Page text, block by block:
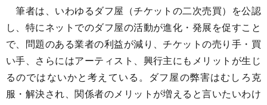
筆者は、いわゆるダフ屋（チケットの二次売買）を公認
し、特にネットでのダフ屋の活動が進化・発展を促すこと
で、問題のある業者の利益が減り、チケットの売り手・買
い手、さらにはアーティスト、興行主にもメリットが生じ
るのではないかと考えている。ダフ屋の弊害はむしろ克
服・解決され、関係者のメリットが増えると言いたいわけ